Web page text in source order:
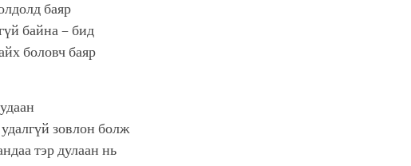
баяр
байна – бид
боловч баяр
зовлон болж
тэр дулаан нь